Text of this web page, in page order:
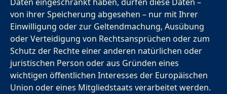
von ihrer Speicherung abgesehen – nur mit Ihrer
Einwilligung oder zur Geltendmachung, Ausübung
oder Verteidigung von Rechtsansprüchen oder zum
Schutz der Rechte einer anderen natürlichen oder
juristischen Person oder aus Gründen eines
wichtigen öffentlichen Interesses der Europäischen
Union oder eines Mitgliedstaats verarbeitet werden.